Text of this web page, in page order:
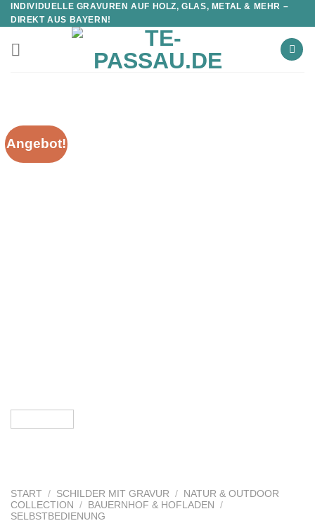
INDIVIDUELLE GRAVUREN AUF HOLZ, GLAS, METAL & MEHR –
DIREKT AUS BAYERN!
Angebot!
START / SCHILDER MIT GRAVUR /
NATUR & OUTDOOR
COLLECTION
/ BAUERNHOF & HOFLADEN
/
SELBSTBEDIENUNG